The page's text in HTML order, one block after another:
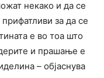
некако и да се
за да се
е во тоа што
и прашање е
– објаснува